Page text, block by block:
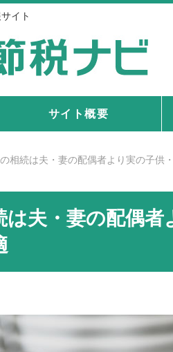
イト
サイト概要
相続は夫・妻の配偶者より実の子供
は夫・妻の配偶者